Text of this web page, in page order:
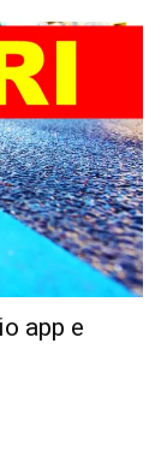
app e